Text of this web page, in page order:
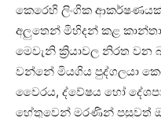
කෙරෙහි ලිංගික
අලුතෙන් මිහිදන් කළ
මෙවැනි ක්‍රියාවල නිරත වන
වන්නේ මියගිය පුද්ගලයා
වෛරය, ද්වේෂය හෝ
හේතුවෙන් මරණින් පසුවත්